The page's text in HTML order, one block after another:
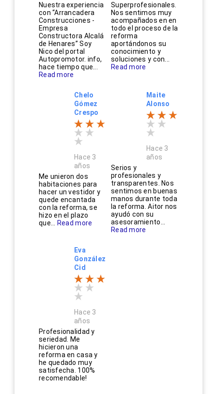
Nuestra experiencia
con “Arrancadera
Construcciones -
Empresa
Constructora Alcalá
de Henares” Soy
Nico del portal
Autopromotor. info,
hace tiempo que...
Read more
Superprofesionales.
Nos sentimos muy
acompañados en en
todo el proceso de la
reforma
aportándonos su
conocimiento y
soluciones y con...
Read more
Chelo
Gómez
Crespo
Hace 3
años
Me unieron dos
habitaciones para
hacer un vestidor y
quede encantada
con la reforma, se
hizo en el plazo
que...
Read more
Maite
Alonso
Hace 3
años
Serios y
profesionales y
transparentes. Nos
sentimos en buenas
manos durante toda
la reforma. Aitor nos
ayudó con su
asesoramiento...
Read more
Eva
González
Cid
Hace 3
años
Profesionalidad y
seriedad. Me
hicieron una
reforma en casa y
he quedado muy
satisfecha. 100%
recomendable!